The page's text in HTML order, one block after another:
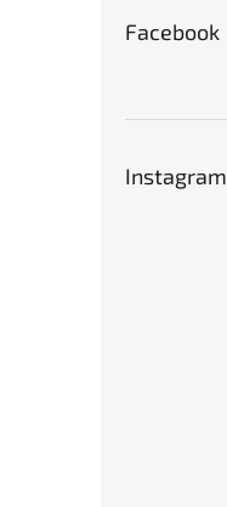
Facebook
Instagram